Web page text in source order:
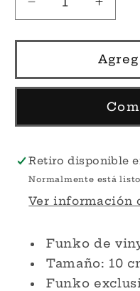
Reducir
cantidad
para
Metallic
#372
My
Academia
Funko
para
#372
My
Funko
Retiro disponible
Normalmente está
Ver información
Funko de
Tamaño: 10
Funko